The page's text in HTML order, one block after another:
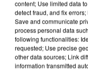
content; Use limited data
detect fraud, and fix
Save and communicate
process personal data
following functionalities:
requested; Use precise
other data sources; Link
information transmitted